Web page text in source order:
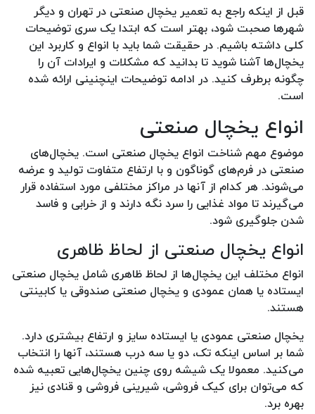
قبل از اینکه راجع به تعمیر یخچال صنعتی در تهران و دیگر
شهرها صحبت شود، بهتر است که ابتدا یک سری توضیحات
کلی داشته باشیم. در حقیقت شما باید با انواع و کاربرد این
یخچال‌ها آشنا شوید تا بدانید که مشکلات و ایرادات آن را
چگونه برطرف کنید. در ادامه توضیحات اینچنینی ارائه شده
است.
انواع یخچال صنعتی
موضوع مهم شناخت انواع یخچال صنعتی است. یخچال‌های
صنعتی در فرم‌های گوناگون و با ارتفاع متفاوت تولید و عرضه
می‌شوند. هر کدام از آنها در مراکز مختلفی مورد استفاده قرار
می‌گیرند تا مواد غذایی را سرد نگه دارند و از خرابی و فاسد
شدن جلوگیری شود.
انواع یخچال صنعتی از لحاظ ظاهری
انواع مختلف این یخچال‌ها از لحاظ ظاهری شامل یخچال صنعتی
ایستاده یا همان عمودی و یخچال صنعتی صندوقی یا کابینتی
هستند.
یخچال صنعتی عمودی یا ایستاده سایز و ارتفاع بیشتری دارد.
شما بر اساس اینکه تک، دو یا سه درب هستند، آنها را انتخاب
می‌کنید. معمولا یک شیشه روی چنین یخچال‌هایی تعبیه شده
که می‌توان برای کیک فروشی، شیرینی فروشی و قنادی نیز
بهره برد.